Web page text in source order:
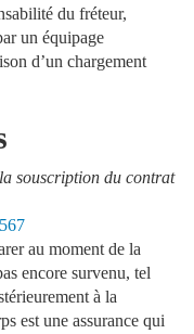
du fréteur,
un équipage
d’un chargement
souscription du contrat
au moment de la
encore survenu, tel
à la
est une assurance qui